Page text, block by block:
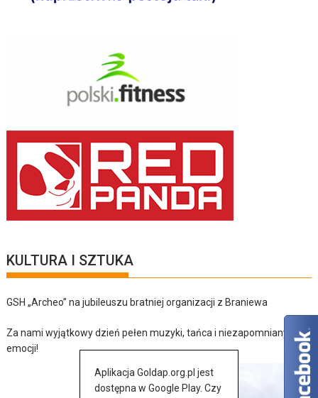
KULTURA I SZTUKA
GSH „Archeo” na jubileuszu bratniej organizacji z Braniewa
Za nami wyjątkowy dzień pełen muzyki, tańca i niezapomnianych
emocji!
Aplikacja Goldap.org.pl jest
dostępna w Google Play. Czy